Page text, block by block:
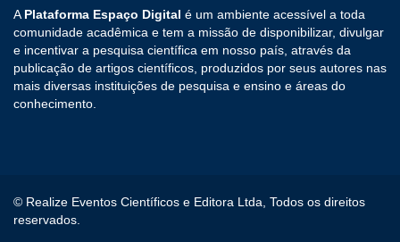
A Plataforma Espaço Digital é um ambiente acessível a toda
comunidade acadêmica e tem a missão de disponibilizar, divulgar
e incentivar a pesquisa científica em nosso país, através da
publicação de artigos científicos, produzidos por seus autores nas
mais diversas instituições de pesquisa e ensino e áreas do
conhecimento.
© Realize Eventos Científicos e Editora Ltda, Todos os direitos
reservados.